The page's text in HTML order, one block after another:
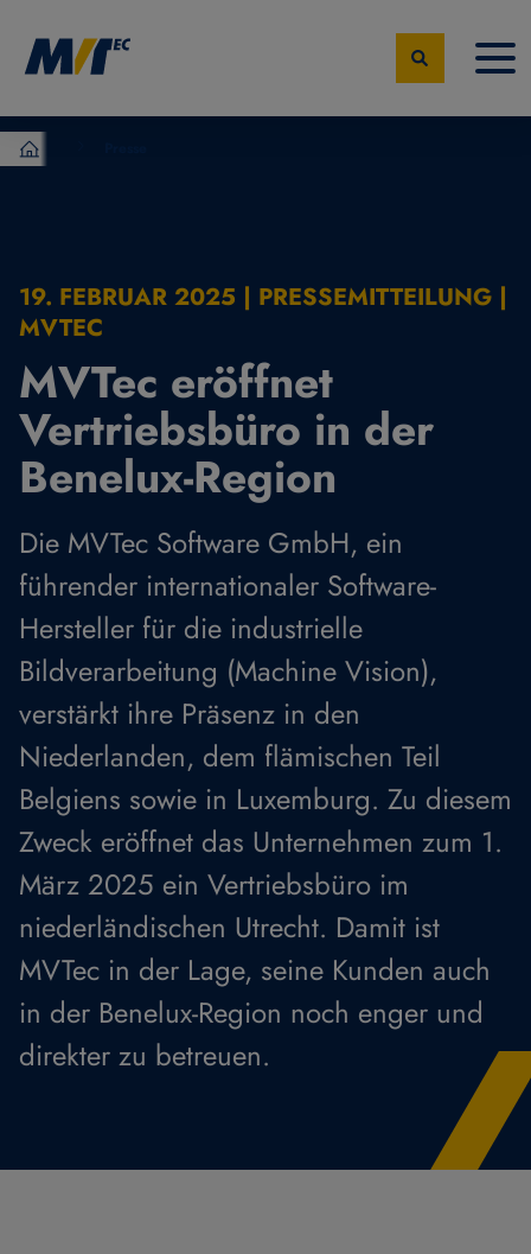
MVTec Software – Experten der industrielle
19. FEBRUAR 2025 | PRESSEMITTEILUNG |
MVTEC
MVTec eröffnet
Vertriebsbüro in der
Benelux-Region
Die MVTec Software GmbH, ein
führender internationaler Software-
Hersteller für die industrielle
Bildverarbeitung (Machine Vision),
verstärkt ihre Präsenz in den
Niederlanden, dem flämischen Teil
Belgiens sowie in Luxemburg. Zu diesem
Zweck eröffnet das Unternehmen zum 1.
März 2025 ein Vertriebsbüro im
niederländischen Utrecht. Damit ist
MVTec in der Lage, seine Kunden auch
in der Benelux-Region noch enger und
direkter zu betreuen.